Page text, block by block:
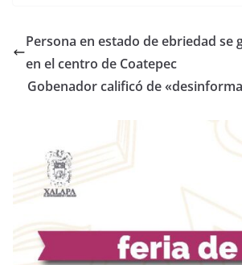
Persona en estado de ebriedad se
en el centro de Coatepec
Gobenador calificó de